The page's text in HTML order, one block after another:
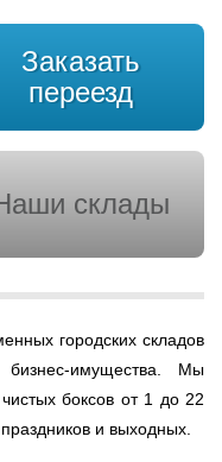
Заказать
переезд
склады
городских складов
имущества. Мы
боксов от 1 до 22
и выходных.